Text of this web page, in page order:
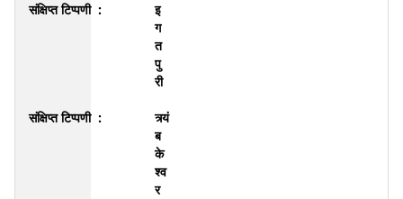
इ
ग
त
पु
री
त्र्यं
ब
के
श्व
र